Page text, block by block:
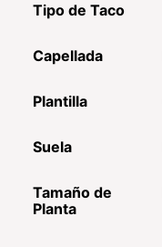
Tipo de Taco
Capellada
Plantilla
Suela
Tamaño de
Planta